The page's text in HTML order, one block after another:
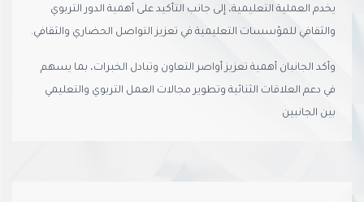
يخدم العملية التعليمية، إلى جانب التأكيد على أهمية الدور التربوي
والثقافي للمؤسسات التعليمية في تعزيز التواصل الحضاري والثقافي.
وأكد الجانبان أهمية تعزيز أواصر التعاون وتبادل الخبرات، بما يسهم
في دعم العلاقات الثنائية وتطوير مجالات العمل التربوي والتعليمي
بين الجانبين